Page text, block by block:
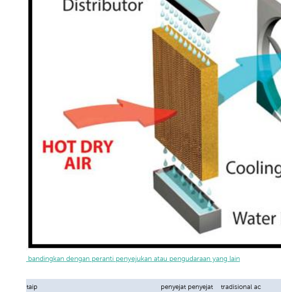
bandingkan dengan peranti penyejukan atau pengudaraan yang lain
taip penyejat penyejat tradisional ac